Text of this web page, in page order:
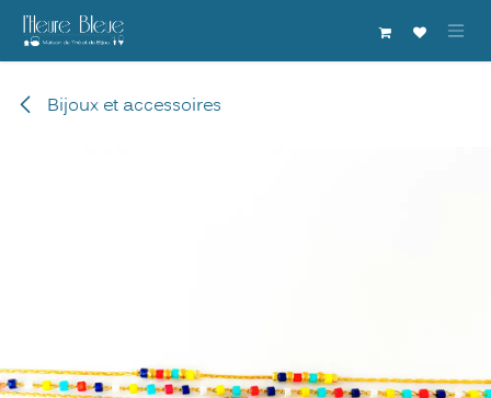
Se rendre au contenu
Bijoux et accessoires